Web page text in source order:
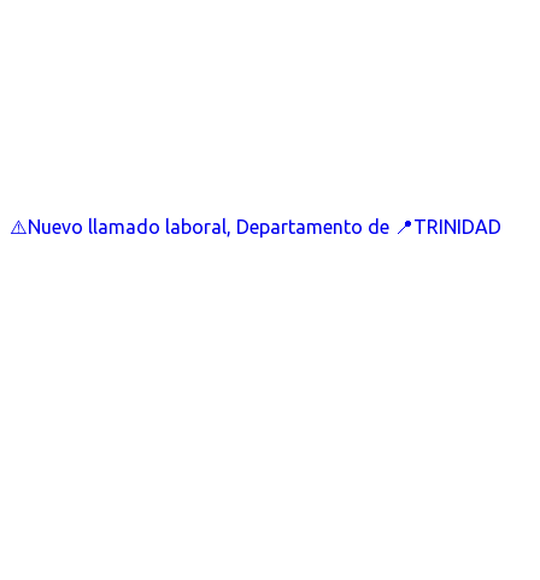
⚠️Nuevo llamado laboral, Departamento de 📍TRINIDAD